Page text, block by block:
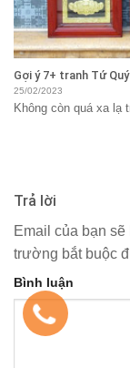
Gợi ý 7+ tranh Tứ
25/02/2023
Không còn quá xa lạ
Trả lời
Email của bạn
trường bắt buộc
Bình luận